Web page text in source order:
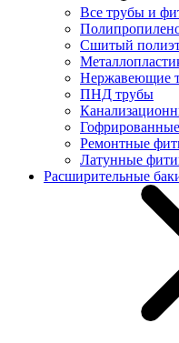
Все трубы и
Сшитый
Нержавеющие
ПНД трубы
Ремонтные
Латунные
Расширительные